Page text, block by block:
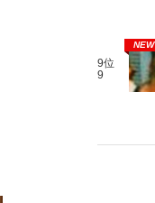
9位
9
NEW